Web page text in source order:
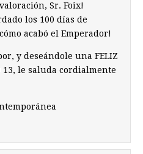
Sr. Foix!
los 100 días de
acabó el Emperador!
y deseándole una FELIZ
13, le saluda cordialmente